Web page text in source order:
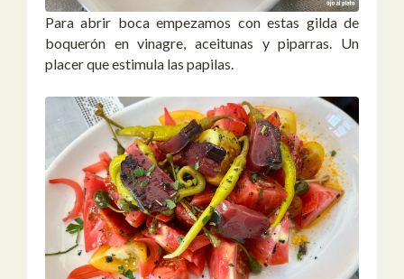
Para abrir boca empezamos con estas gilda de
boquerón en vinagre, aceitunas y piparras. Un
placer que estimula las papilas.